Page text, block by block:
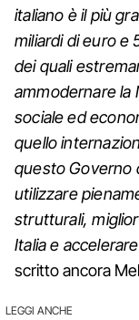
italiano è il più
miliardi di euro e
dei quali
ammodernare la
sociale ed
quello
questo Governo
utilizzare
strutturali,
Italia e
scritto ancora
LEGGI ANCHE